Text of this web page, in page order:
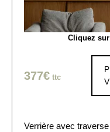
Cliquez
377€ ttc
Verrière avec